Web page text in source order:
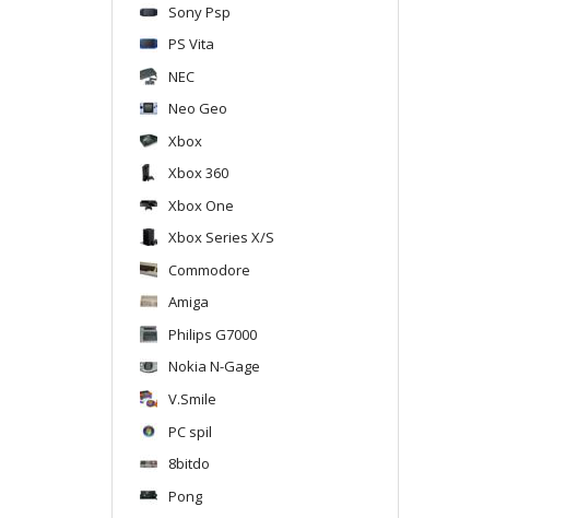
Sony Psp
PS Vita
NEC
Neo Geo
Xbox
Xbox 360
Xbox One
Xbox Series X/S
Commodore
Amiga
Philips G7000
Nokia N-Gage
V.Smile
PC spil
8bitdo
Pong